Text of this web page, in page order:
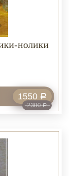
нолики
2300Р
1550 Р